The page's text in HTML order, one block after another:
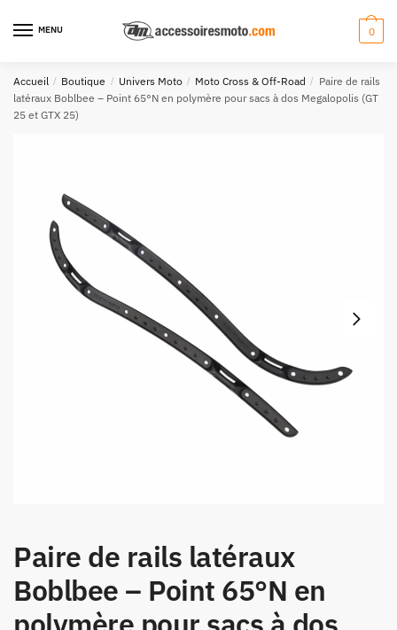
navigation
au
MENU 0
Accueil / Boutique / Univers Moto / Moto Cross & Off-Road /
Paire de rails
latéraux Boblbee – Point 65°N en polymère pour sacs à dos Megalopolis (GT
25 et GTX 25)
Paire de rails latéraux
Boblbee – Point 65°N en